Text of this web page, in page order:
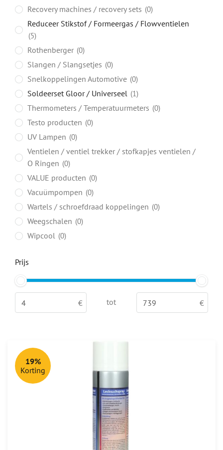
Recovery machines / recovery sets 0
Reduceer Stikstof / Formeergas / Flowventielen
5
Rothenberger 0
Slangen / Slangsetjes 0
Snelkoppelingen Automotive 0
Soldeerset Gloor / Universeel 1
Thermometers / Temperatuurmeters 0
Testo producten 0
UV Lampen 0
Ventielen / ventiel trekker / stofkapjes ventielen /
O Ringen 0
VALUE producten 0
Vacuümpompen 0
Wartels / schroefdraad koppelingen 0
Weegschalen 0
Wipcool 0
Prijs
tot
19%
Korting